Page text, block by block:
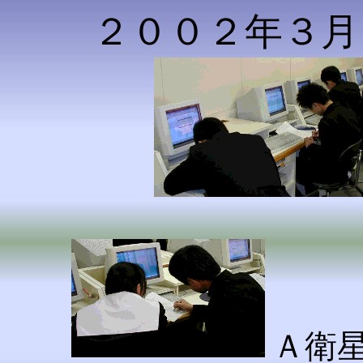
２００２年３
Ａ衛